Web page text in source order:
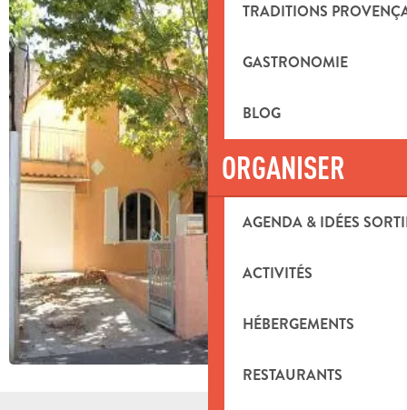
TRADITIONS
GASTRONOMIE
BLOG
ORGANISER
AGENDA & IDÉES
ACTIVITÉS
HÉBERGEMENTS
RESTAURANTS